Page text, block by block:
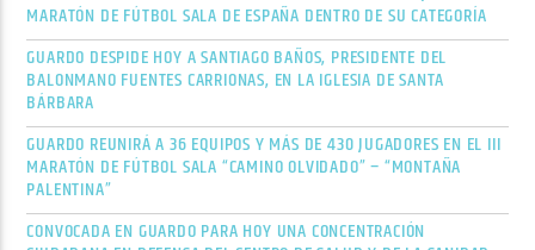
MARATÓN DE FÚTBOL SALA DE ESPAÑA DENTRO DE SU CATEGORÍA
GUARDO DESPIDE HOY A SANTIAGO BAÑOS, PRESIDENTE DEL
BALONMANO FUENTES CARRIONAS, EN LA IGLESIA DE SANTA
BÁRBARA
GUARDO REUNIRÁ A 36 EQUIPOS Y MÁS DE 430 JUGADORES EN EL III
MARATÓN DE FÚTBOL SALA “CAMINO OLVIDADO” – “MONTAÑA
PALENTINA”
CONVOCADA EN GUARDO PARA HOY UNA CONCENTRACIÓN